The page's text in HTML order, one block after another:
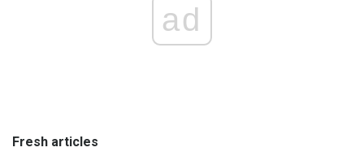
ad
Fresh articles